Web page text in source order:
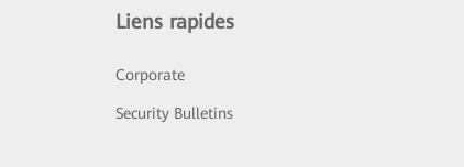
Liens rapides
Corporate
Security Bulletins